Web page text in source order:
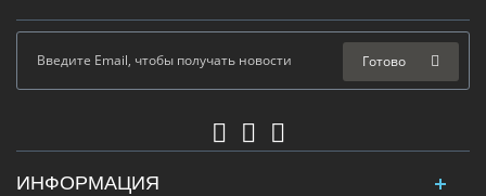
Готово
ИНФОРМАЦИЯ